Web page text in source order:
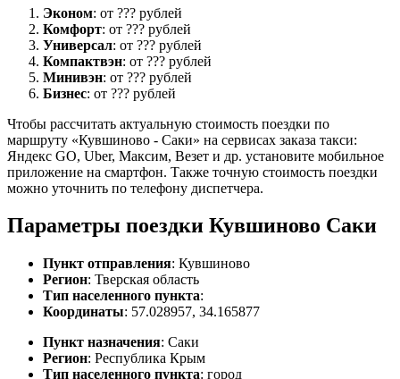
Эконом: от ??? рублей
Комфорт: от ??? рублей
Универсал: от ??? рублей
Компактвэн: от ??? рублей
Минивэн: от ??? рублей
Бизнес: от ??? рублей
Чтобы рассчитать актуальную стоимость поездки по
маршруту «Кувшиново - Саки» на сервисах заказа такси:
Яндекс GO, Uber, Максим, Везет и др. установите мобильное
приложение на смартфон. Также точную стоимость поездки
можно уточнить по телефону диспетчера.
Параметры поездки Кувшиново Саки
Пункт отправления: Кувшиново
Регион: Тверская область
Тип населенного пункта:
Координаты: 57.028957, 34.165877
Пункт назначения: Саки
Регион: Республика Крым
Тип населенного пункта: город